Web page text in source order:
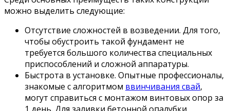
можно выделить следующие:
Отсутствие сложностей в возведении. Для того,
чтобы обустроить такой фундамент не
требуется большого количества специальных
приспособлений и сложной аппаратуры.
Быстрота в установке. Опытные профессионалы,
знакомые с алгоритмом ввинчивания свай,
могут справиться с монтажом винтовых опор за